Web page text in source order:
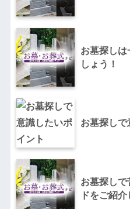
お墓探しは
しょう！
お墓探しで
お墓探し
ドをご紹